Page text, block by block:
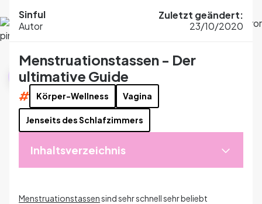
Produkt-Guides
Sinful
Autor
Zuletzt geändert:
23/10/2020
Menstruationstassen - Der
ultimative Guide
# Körper-Wellness Vagina
Jenseits des Schlafzimmers
Inhaltsverzeichnis
Menstruationstassensind sehr schnell sehr beliebt